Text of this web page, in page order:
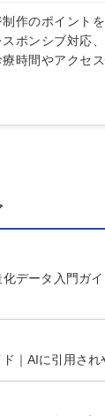
作のポイント
ポンシブ対応
時間やアクセス
データ入門ガ
｜AIに引用さ